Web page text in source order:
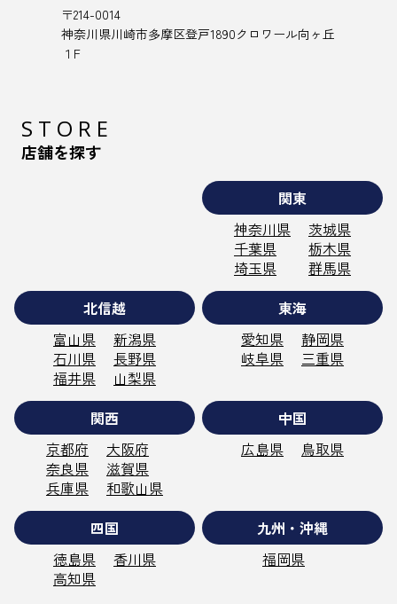
〒214-0014
神奈川県川崎市多摩区登戸1890クロワール向ヶ丘
１F
STORE
店舗を探す
関東
神奈川県
千葉県
埼玉県
茨城県
栃木県
群馬県
北信越
富山県
石川県
福井県
新潟県
長野県
山梨県
東海
愛知県
岐阜県
静岡県
三重県
関西
京都府
奈良県
兵庫県
大阪府
滋賀県
和歌山県
中国
広島県
鳥取県
四国
徳島県
高知県
香川県
九州・沖縄
福岡県